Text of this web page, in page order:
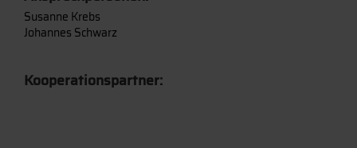
Susanne Krebs
Johannes Schwarz
Kooperationspartner: